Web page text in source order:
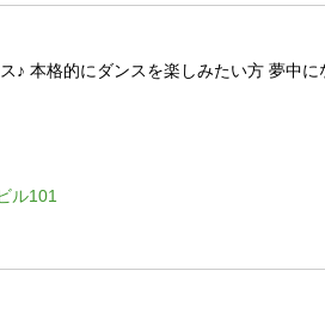
♪ 本格的にダンスを楽しみたい方 夢中
ル101